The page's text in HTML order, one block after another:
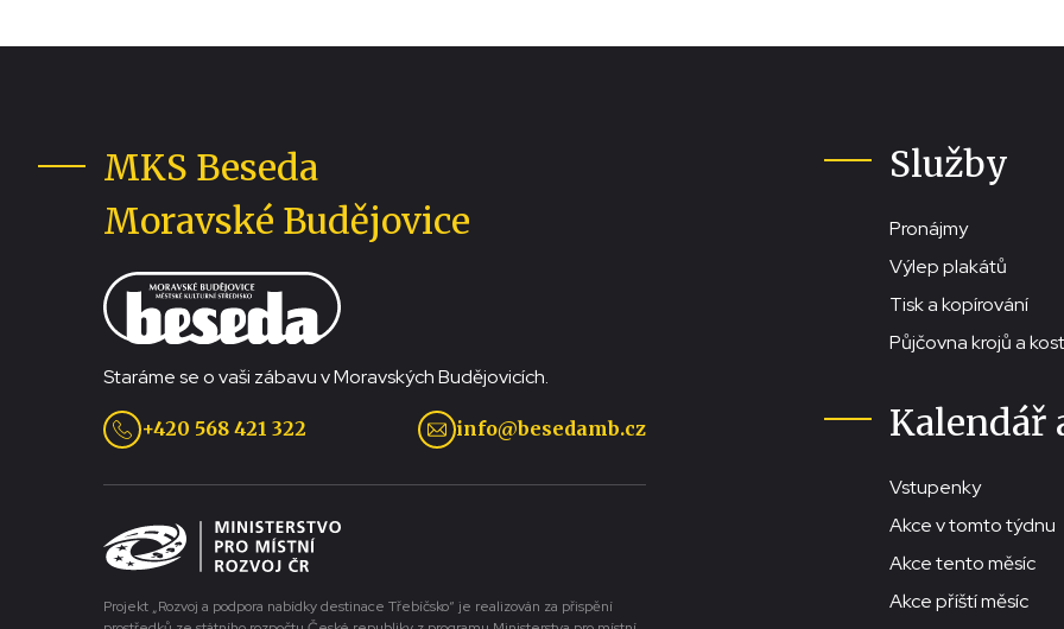
MKS Beseda
Moravské Budějovice
Staráme se o vaši zábavu v Moravských Budějovicích.
+420 568 421 322 info@besedamb.cz
Projekt „Rozvoj a podpora nabídky destinace Třebíčsko“ je realizován za přispění
Služby
Pronájmy
Výlep plakátů
Tisk a kopírování
Půjčovna krojů a
Kalendář
Vstupenky
Akce v tomto týdnu
Akce tento měsíc
Akce příští měsíc